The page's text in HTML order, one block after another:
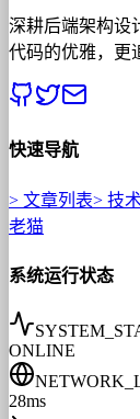
深耕后端架构设
代码的优雅，更
快速导航
> 文章列表> 技
老猫
系统运行状态
ONLINE
28ms